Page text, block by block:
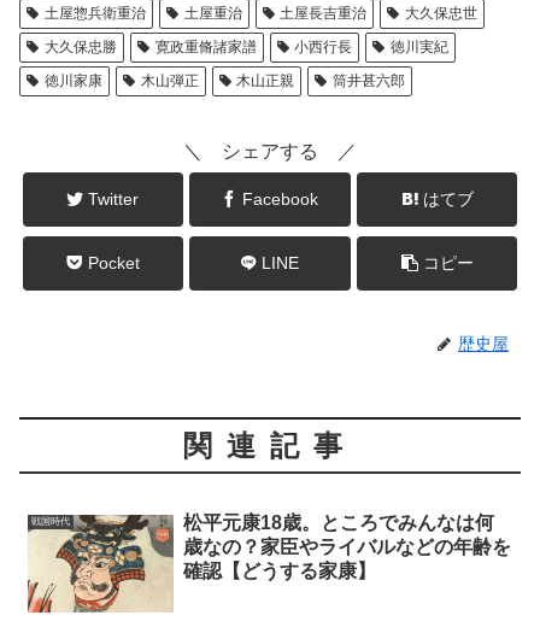
土屋惣兵衛重治
土屋重治 土屋長吉重治
大久保忠世
大久保忠勝
寛政重脩諸家譜 小西行長
徳川実紀
徳川家康
木山弾正 木山正親 筒井甚六郎
＼ シェアする ／
Twitter Facebook はてブ
Pocket LINE コピー
歴史屋
関連記事
戦国時代
松平元康18歳。ところでみんなは何
歳なの？家臣やライバルなどの年齢を
確認【どうする家康】